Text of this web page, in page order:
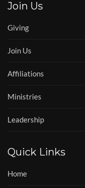
Join Us
Giving
Join Us
Affiliations
Ministries
Leadership
Quick Links
Home